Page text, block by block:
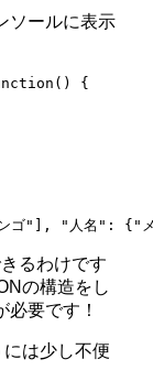
ソールに表示
{
ンゴ"], "人名":
るわけです
の構造をし
要です！
は少し不便